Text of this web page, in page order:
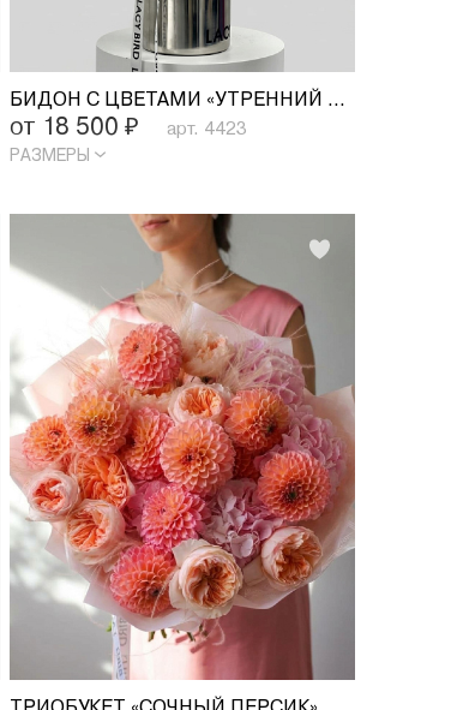
БИДОН С ЦВЕТАМИ «УТРЕННИЙ САД»
от 18 500₽ арт. 4423
РАЗМЕРЫ